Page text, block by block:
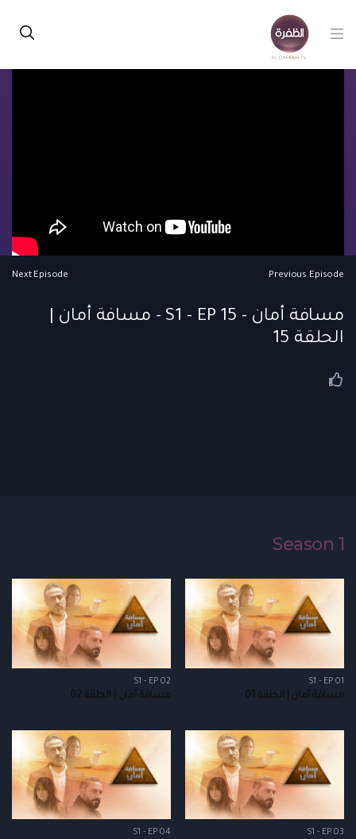
Previous Episode
Next Episode
مسافة أمان - S1 - EP 15 - مسافة أمان |
الحلقة 15
Season 1
S1 - EP 01
مسافة أمان | الحلقة 01
S1 - EP 02
مسافة أمان | الحلقة 02
S1 - EP 03
S1 - EP 04